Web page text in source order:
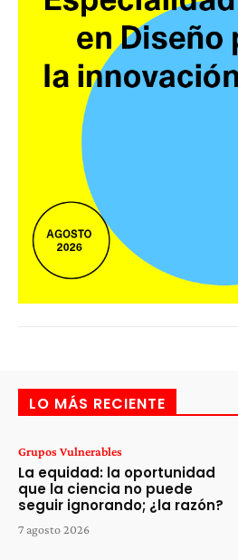
LO MÁS RECIENTE
Grupos Vulnerables
La equidad: la oportunidad
que la ciencia no puede
seguir ignorando; ¿la razón?
7 agosto 2026